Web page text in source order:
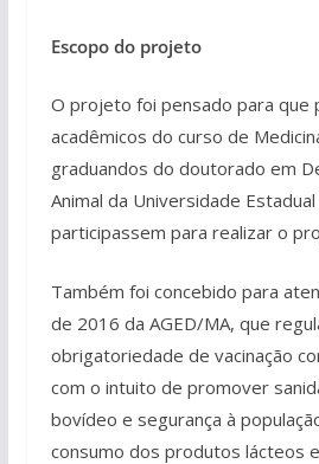
Escopo do projeto
O projeto foi pensado para que
acadêmicos do curso de
graduandos do doutorado em
Animal da Universidade
participassem para realizar o
Também foi concebido para
de 2016 da AGED/MA, que
obrigatoriedade de vacinação
com o intuito de promover
bovídeo e segurança à
consumo dos produtos lácteos